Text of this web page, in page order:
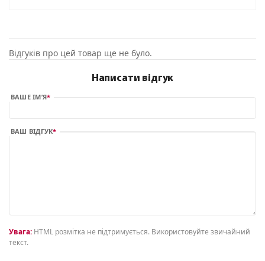
Відгуків про цей товар ще не було.
Написати відгук
ВАШЕ ІМ’Я
ВАШ ВІДГУК
Увага: HTML розмітка не підтримується. Використовуйте звичайний
текст.